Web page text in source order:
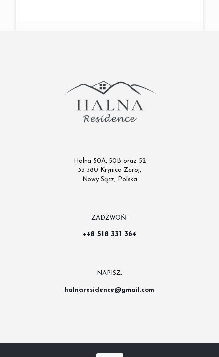
Halna 50A, 50B oraz 52
33-380 Krynica Zdrój,
Nowy Sącz, Polska
ZADZWOŃ:
+48 518 331 364
NAPISZ:
halnaresidence@gmail.com